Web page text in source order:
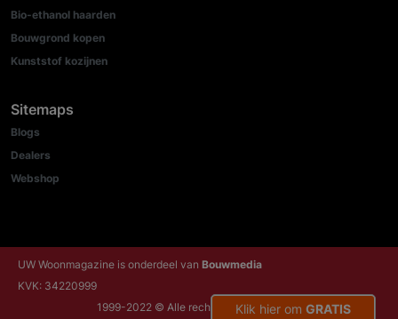
Bio-ethanol haarden
Bouwgrond kopen
Kunststof kozijnen
Sitemaps
Blogs
Dealers
Webshop
UW Woonmagazine is onderdeel van Bouwmedia
KVK: 34220999
1999-2022 © Alle rechten voorbehouden
Klik hier om GRATIS